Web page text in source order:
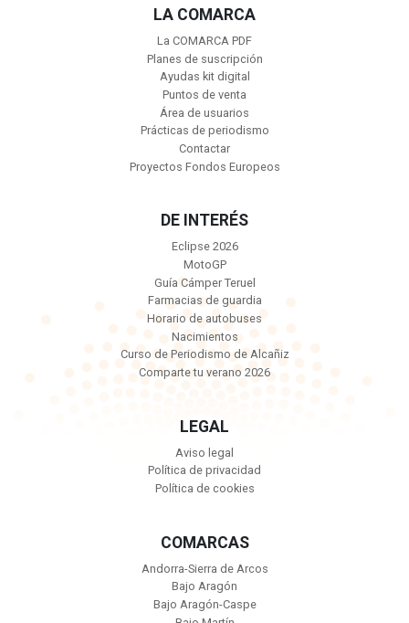
LA COMARCA
La COMARCA PDF
Planes de suscripción
Ayudas kit digital
Puntos de venta
Área de usuarios
Prácticas de periodismo
Contactar
Proyectos Fondos Europeos
DE INTERÉS
Eclipse 2026
MotoGP
Guía Cámper Teruel
Farmacias de guardia
Horario de autobuses
Nacimientos
Curso de Periodismo de Alcañiz
Comparte tu verano 2026
LEGAL
Aviso legal
Política de privacidad
Política de cookies
COMARCAS
Andorra-Sierra de Arcos
Bajo Aragón
Bajo Aragón-Caspe